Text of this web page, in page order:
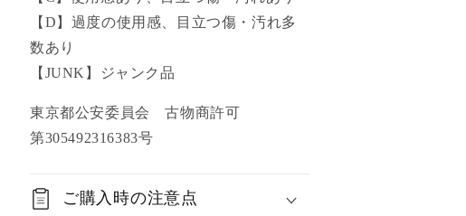
【D】過度の使用感、目立つ傷・汚れ多
数あり
【JUNK】ジャンク品
東京都公安委員会 古物商許可
第305492316383号
ご購入時の注意点